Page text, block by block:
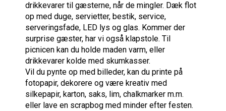
drikkevarer til gæsterne, når de mingler. Dæk flot
op med duge, servietter, bestik, service,
serveringsfade, LED lys og glas. Kommer der
surprise gæster, har vi også klapstole. Til
picnicen kan du holde maden varm, eller
drikkevarer kolde med skumkasser.
Vil du pynte op med billeder, kan du printe på
fotopapir, dekorere og være kreativ med
silkepapir, karton, saks, lim, chalkmarker m.m.
eller lave en scrapbog med minder efter festen.